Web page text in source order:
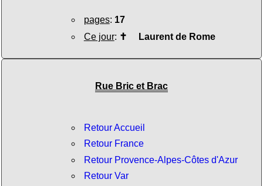
pages: 17
Ce jour: ✝ Laurent de Rome
Rue Bric et Brac
Retour Accueil
Retour France
Retour Provence-Alpes-Côtes d'Azur
Retour Var